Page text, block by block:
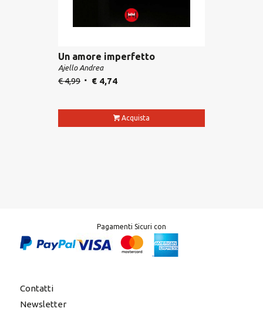
Un amore imperfetto
Ajello Andrea
€4,99 €4,74
Acquista
Pagamenti Sicuri con
Contatti
Newsletter